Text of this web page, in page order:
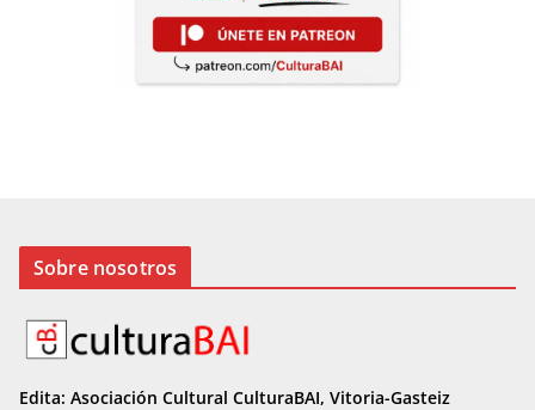
Sobre nosotros
Edita: Asociación Cultural CulturaBAI, Vitoria-Gasteiz